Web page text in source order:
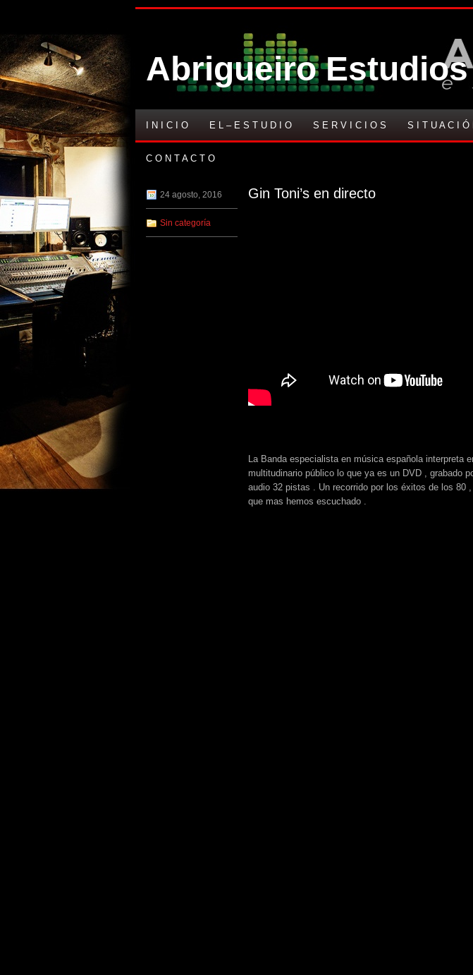
Abrigueiro Estudios
I N I C I O E L – E S T U D I O S E R V I C I O S S I T U A C I Ó
C O N T A C T O
24 agosto, 2016
Sin categoría
Gin Toni’s en directo
La Banda especialista en música española interpreta
multitudinario público lo que ya es un DVD , grabado
audio 32 pistas . Un recorrido por los éxitos de los
que mas hemos escuchado .